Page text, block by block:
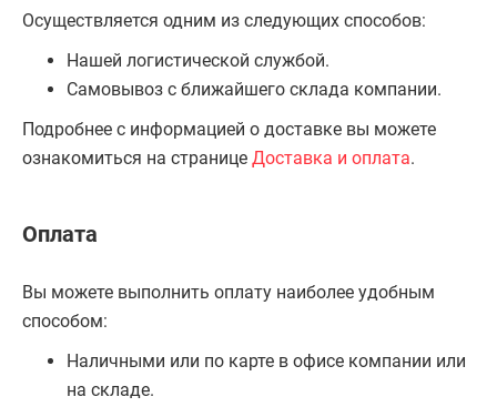
Осуществляется одним из следующих способов:
Нашей логистической службой.
Самовывоз с ближайшего склада компании.
Подробнее с информацией о доставке вы можете
ознакомиться на странице Доставка и оплата.
Оплата
Вы можете выполнить оплату наиболее удобным
способом:
Наличными или по карте в офисе компании или
на складе.